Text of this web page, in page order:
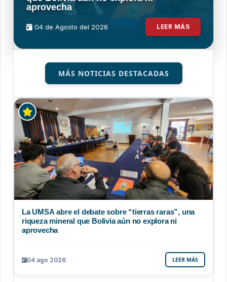
aprovecha
04 de Agosto del 2026 LEER MÁS
MÁS NOTICIAS DESTACADAS
La UMSA abre el debate sobre “tierras raras”, una
riqueza mineral que Bolivia aún no explora ni
aprovecha
04 ago 2026 LEER MÁS